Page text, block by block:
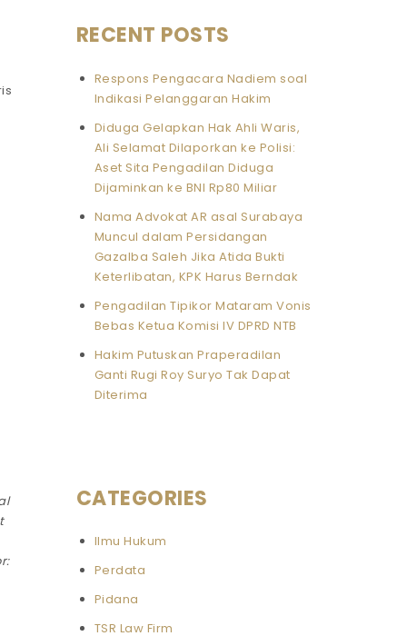
RECENT POSTS
Respons Pengacara Nadiem soal
Indikasi Pelanggaran Hakim
Diduga Gelapkan Hak Ahli Waris,
Ali Selamat Dilaporkan ke Polisi:
Aset Sita Pengadilan Diduga
Dijaminkan ke BNI Rp80 Miliar
Nama Advokat AR asal Surabaya
Muncul dalam Persidangan
Gazalba Saleh Jika Atida Bukti
Keterlibatan, KPK Harus Berndak
Pengadilan Tipikor Mataram Vonis
Bebas Ketua Komisi IV DPRD NTB
Hakim Putuskan Praperadilan
Ganti Rugi Roy Suryo Tak Dapat
Diterima
CATEGORIES
Ilmu Hukum
Perdata
Pidana
TSR Law Firm